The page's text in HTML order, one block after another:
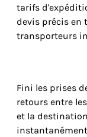
tarifs
devis précis en
transporteurs
Fini les prises
retours entre
et la